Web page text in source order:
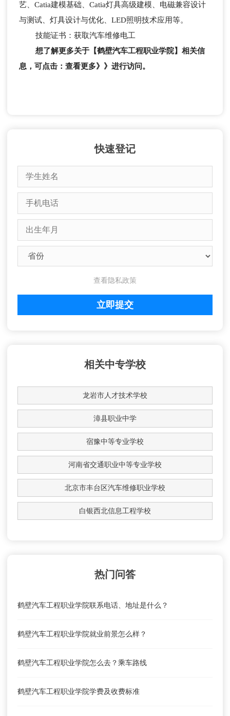
艺、Catia建模基础、Catia灯具高级建模、电磁兼容设计
与测试、灯具设计与优化、LED照明技术应用等。
技能证书：获取汽车维修电工
想了解更多关于【鹤壁汽车工程职业学院】相关信
息，可点击：查看更多》》进行访问。
快速登记
查看隐私政策
相关中专学校
龙岩市人才技术学校
漳县职业中学
宿豫中等专业学校
河南省交通职业中等专业学校
北京市丰台区汽车维修职业学校
白银西北信息工程学校
热门问答
鹤壁汽车工程职业学院联系电话、地址是什么？
鹤壁汽车工程职业学院就业前景怎么样？
鹤壁汽车工程职业学院怎么去？乘车路线
鹤壁汽车工程职业学院学费及收费标准